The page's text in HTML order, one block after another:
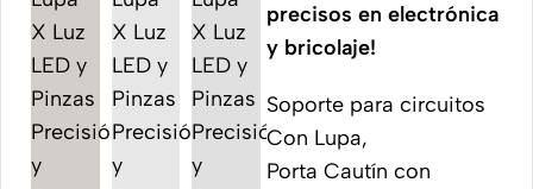
precisos en electrónica
y bricolaje!
Soporte para circuitos
Con Lupa,
Porta Cautín con